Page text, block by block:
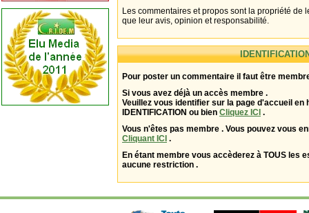
Les commentaires et propos sont la propriété de
que leur avis, opinion et responsabilité.
Pour poster un commentaire il faut être
Si vous avez déjà un accès membre .
Veuillez vous identifier sur la page d'accueil en
IDENTIFICATION ou bien Cliquez ICI .
Vous n'êtes pas membre . Vous pouvez vous
Cliquant ICI .
En étant membre vous accèderez à TOUS les
aucune restriction .